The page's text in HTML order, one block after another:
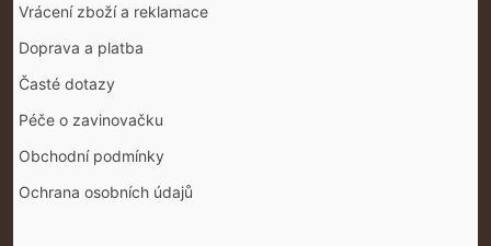
Vrácení zboží a reklamace
Doprava a platba
Časté dotazy
Péče o zavinovačku
Obchodní podmínky
Ochrana osobních údajů